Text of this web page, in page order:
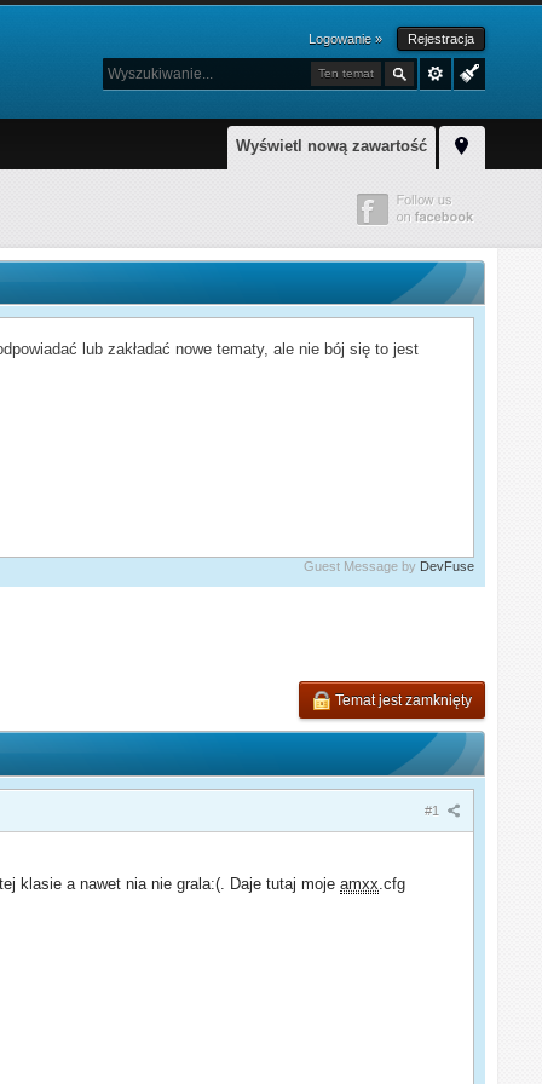
Logowanie » Rejestracja
Ten temat
Wyświetl nową zawartość
lub zakładać nowe tematy, ale nie bój się to jest
Guest Message by DevFuse
Temat jest zamknięty
#1
klasie a nawet nia nie grala:(. Daje tutaj mojeamxx .cfg